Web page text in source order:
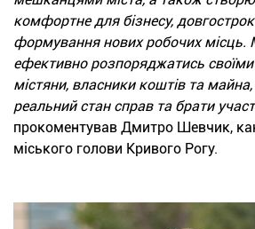
комфортне для бізнесу,
формування нових робочих місць.
ефективно розпоряджатись
містяни, власники коштів та
реальний стан справ та брати
прокоментував Дмитро Шевчик,
міського голови Кривого Рогу.